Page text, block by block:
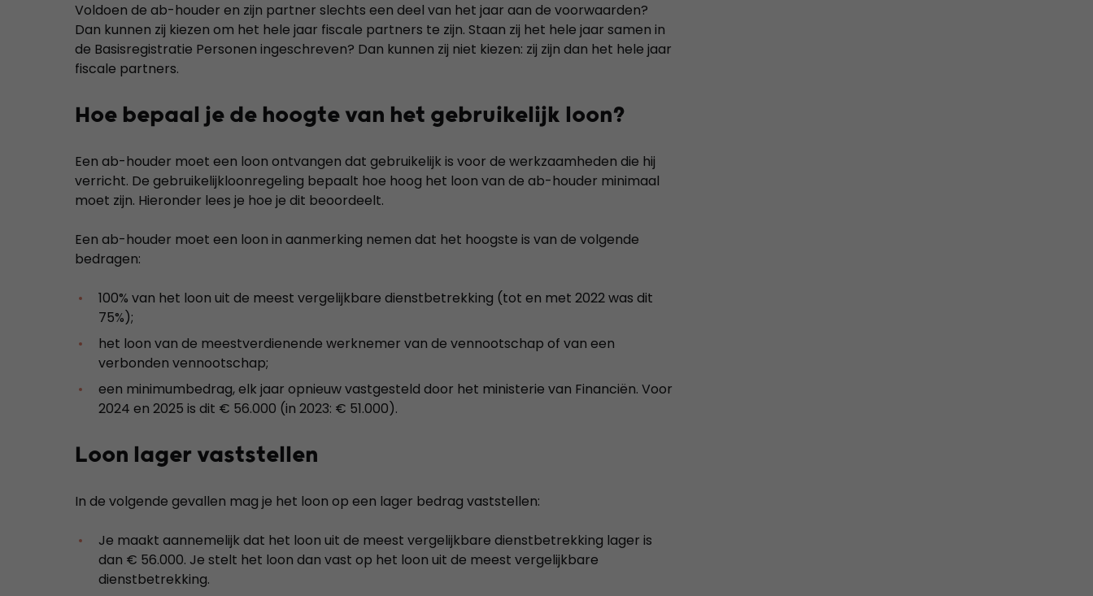
Voldoen de ab-houder en zijn partner slechts een deel van het jaar aan de voorwaarden?
Dan kunnen zij kiezen om het hele jaar fiscale partners te zijn. Staan zij het hele jaar samen in
de Basisregistratie Personen ingeschreven? Dan kunnen zij niet kiezen: zij zijn dan het hele jaar
fiscale partners.
Hoe bepaal je de hoogte van het gebruikelijk loon?
Een ab-houder moet een loon ontvangen dat gebruikelijk is voor de werkzaamheden die hij
verricht. De gebruikelijkloonregeling bepaalt hoe hoog het loon van de ab-houder minimaal
moet zijn. Hieronder lees je hoe je dit beoordeelt.
Een ab-houder moet een loon in aanmerking nemen dat het hoogste is van de volgende
bedragen:
100% van het loon uit de meest vergelijkbare dienstbetrekking (tot en met 2022 was dit
75%);
het loon van de meestverdienende werknemer van de vennootschap of van een
verbonden vennootschap;
een minimumbedrag, elk jaar opnieuw vastgesteld door het ministerie van Financiën. Voor
2024 en 2025 is dit € 56.000 (in 2023: € 51.000).
Loon lager vaststellen
In de volgende gevallen mag je het loon op een lager bedrag vaststellen:
Je maakt aannemelijk dat het loon uit de meest vergelijkbare dienstbetrekking lager is
dan € 56.000. Je stelt het loon dan vast op het loon uit de meest vergelijkbare
dienstbetrekking.